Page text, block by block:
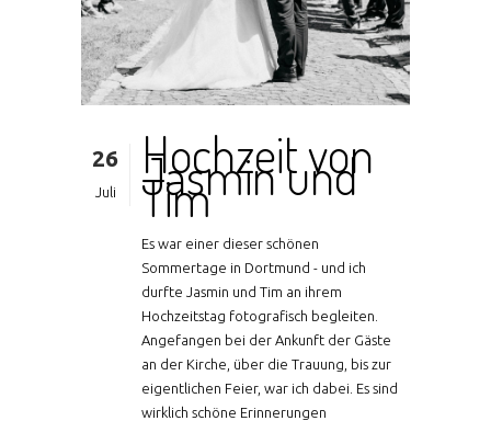
26
Juli
Hochzeit von
Jasmin und
Tim
Es war einer dieser schönen
Sommertage in Dortmund - und ich
durfte Jasmin und Tim an ihrem
Hochzeitstag fotografisch begleiten.
Angefangen bei der Ankunft der Gäste
an der Kirche, über die Trauung, bis zur
eigentlichen Feier, war ich dabei. Es sind
wirklich schöne Erinnerungen